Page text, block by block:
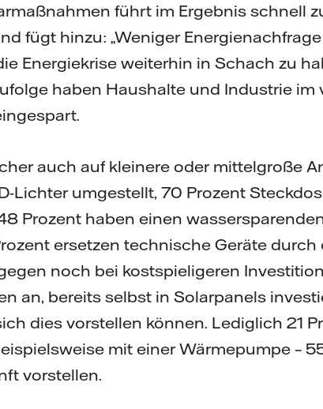
führt im Ergebnis schnell
fügt hinzu: „Weniger
Energiekrise weiterhin in Schach zu
haben Haushalte und Industrie im
auch auf kleinere oder mittelgroße
Lichter umgestellt, 70 Prozent
Prozent haben einen
ersetzen technische Geräte durch
noch bei kostspieligeren
an, bereits selbst in Solarpanels
dies vorstellen können. Lediglich 21
mit einer Wärmepumpe –
vorstellen.